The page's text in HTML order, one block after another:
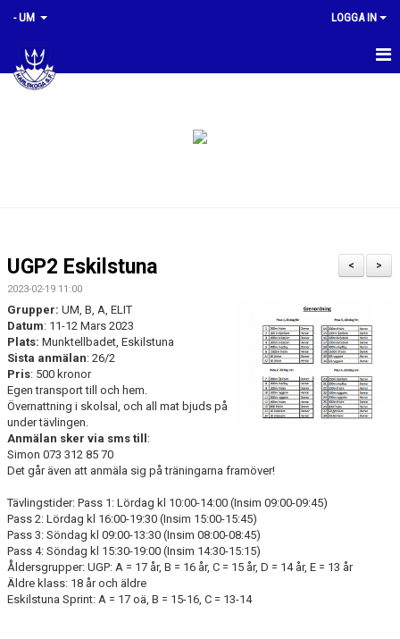
- UM LOGGA IN
HEM
MÅL OCH RIKTLINJER
KONTAKT
BILDER
>
<
UGP2 Eskilstuna
2023-02-19 11:00
Grupper: UM, B, A, ELIT
Datum: 11-12 Mars 2023
Plats: Munktellbadet, Eskilstuna
Sista anmälan: 26/2
Pris: 500 kronor
Egen transport till och hem.
Övernattning i skolsal, och all mat bjuds på
under tävlingen.
Anmälan sker via sms till :
Simon 073 312 85 70
Det går även att anmäla sig på träningarna framöver!
Tävlingstider: Pass 1: Lördag kl 10:00-14:00 (Insim 09:00-09:45)
Pass 2: Lördag kl 16:00-19:30 (Insim 15:00-15:45)
Pass 3: Söndag kl 09:00-13:30 (Insim 08:00-08:45)
Pass 4: Söndag kl 15:30-19:00 (Insim 14:30-15:15)
Åldersgrupper: UGP: A = 17 år, B = 16 år, C = 15 år, D = 14 år, E = 13 år
Äldre klass: 18 år och äldre
Eskilstuna Sprint: A = 17 oä, B = 15-16, C = 13-14